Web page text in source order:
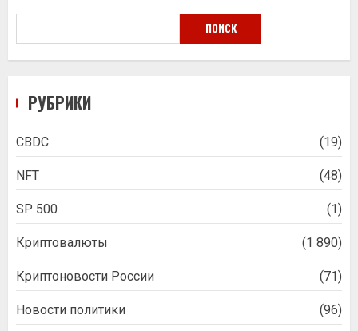
ПОИСК
РУБРИКИ
CBDC (19)
NFT (48)
SP 500 (1)
Криптовалюты (1 890)
Криптоновости России (71)
Новости политики (96)